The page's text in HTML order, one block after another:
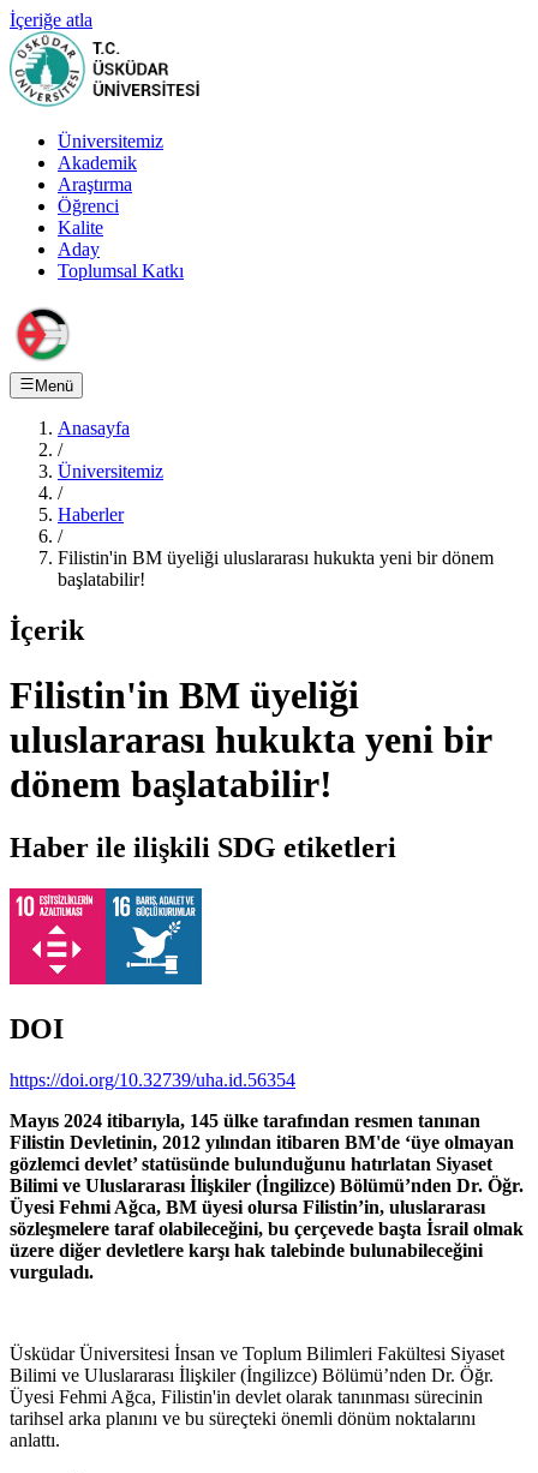
İçeriğe atla
Üniversitemiz
Akademik
Araştırma
Öğrenci
Kalite
Aday
Toplumsal Katkı
Menü
Anasayfa
/
Üniversitemiz
/
Haberler
/
Filistin'in BM üyeliği uluslararası hukukta yeni bir dönem
başlatabilir!
İçerik
Filistin'in BM üyeliği
uluslararası hukukta yeni bir
dönem başlatabilir!
Haber ile ilişkili SDG etiketleri
DOI
https://doi.org/10.32739/uha.id.56354
Mayıs 2024 itibarıyla, 145 ülke tarafından resmen tanınan
Filistin Devletinin, 2012 yılından itibaren BM'de ‘üye olmayan
gözlemci devlet’ statüsünde bulunduğunu hatırlatan Siyaset
Bilimi ve Uluslararası İlişkiler (İngilizce) Bölümü’nden Dr. Öğr.
Üyesi Fehmi Ağca, BM üyesi olursa Filistin’in, uluslararası
sözleşmelere taraf olabileceğini, bu çerçevede başta İsrail olmak
üzere diğer devletlere karşı hak talebinde bulunabileceğini
vurguladı.
Üsküdar Üniversitesi İnsan ve Toplum Bilimleri Fakültesi Siyaset
Bilimi ve Uluslararası İlişkiler (İngilizce) Bölümü’nden Dr. Öğr.
Üyesi Fehmi Ağca, Filistin'in devlet olarak tanınması sürecinin
tarihsel arka planını ve bu süreçteki önemli dönüm noktalarını
anlattı.